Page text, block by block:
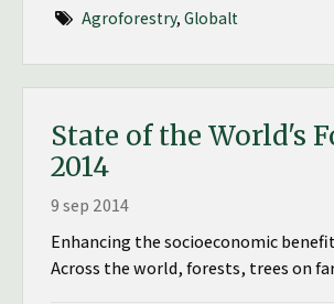
Agroforestry, Globalt
State of the World's
2014
9 sep 2014
Enhancing the socioeconomic
Across the world, forests, trees on